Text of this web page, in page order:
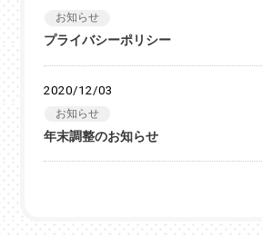
お知らせ
プライバシーポリシー
2020/12/03
お知らせ
年末調整のお知らせ